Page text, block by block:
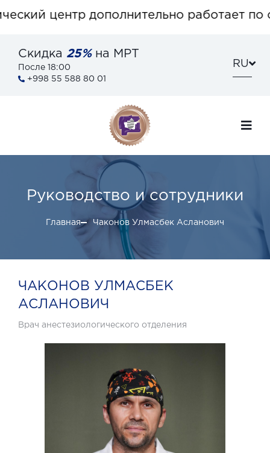
центр дополнительно работает по
Скидка 25%на МРТ
После 18:00
+998 55 588 80 01
RU
Руководство и сотрудники
Главная Чаконов Улмасбек Асланович
ЧАКОНОВ УЛМАСБЕК
АСЛАНОВИЧ
Врач анестезиологического отделения